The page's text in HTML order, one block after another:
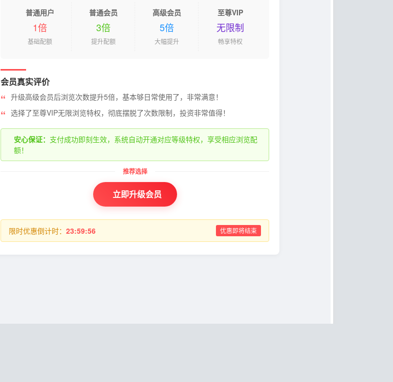
普通用户
1倍
基础配额
普通会员
3倍
提升配额
高级会员
5倍
大幅提升
至尊VIP
无限制
畅享特权
会员真实评价
升级高级会员后浏览次数提升5倍，基本够日常使用了，非常满意！
选择了至尊VIP无限浏览特权，彻底摆脱了次数限制，投资非常值得！
安心保证： 支付成功即刻生效，系统自动开通对应等级特权，享受相应浏览配
额！
立即升级会员
限时优惠倒计时： 23:59:55 优惠即将结束